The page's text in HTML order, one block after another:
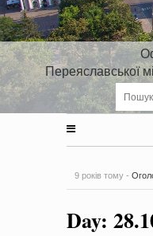
Переяславської
9 років тому -
на період 2018 –
проектів
-0
Day: